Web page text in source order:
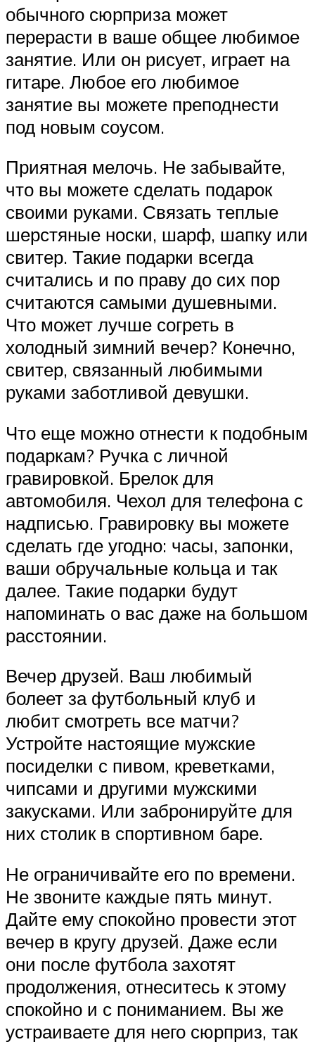
обычного сюрприза может
перерасти в ваше общее любимое
занятие. Или он рисует, играет на
гитаре. Любое его любимое
занятие вы можете преподнести
под новым соусом.
Приятная мелочь. Не забывайте,
что вы можете сделать подарок
своими руками. Связать теплые
шерстяные носки, шарф, шапку или
свитер. Такие подарки всегда
считались и по праву до сих пор
считаются самыми душевными.
Что может лучше согреть в
холодный зимний вечер? Конечно,
свитер, связанный любимыми
руками заботливой девушки.
Что еще можно отнести к подобным
подаркам? Ручка с личной
гравировкой. Брелок для
автомобиля. Чехол для телефона с
надписью. Гравировку вы можете
сделать где угодно: часы, запонки,
ваши обручальные кольца и так
далее. Такие подарки будут
напоминать о вас даже на большом
расстоянии.
Вечер друзей. Ваш любимый
болеет за футбольный клуб и
любит смотреть все матчи?
Устройте настоящие мужские
посиделки с пивом, креветками,
чипсами и другими мужскими
закусками. Или забронируйте для
них столик в спортивном баре.
Не ограничивайте его по времени.
Не звоните каждые пять минут.
Дайте ему спокойно провести этот
вечер в кругу друзей. Даже если
они после футбола захотят
продолжения, отнеситесь к этому
спокойно и с пониманием. Вы же
устраиваете для него сюрприз, так